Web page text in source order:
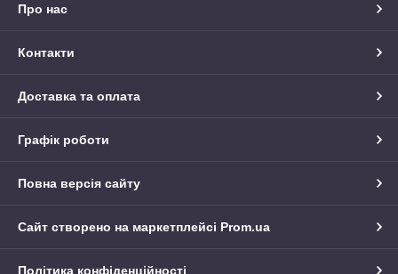
Про нас
Контакти
Доставка та оплата
Графік роботи
Повна версія сайту
Сайт створено на маркетплейсі Prom.ua
Політика конфіденційності